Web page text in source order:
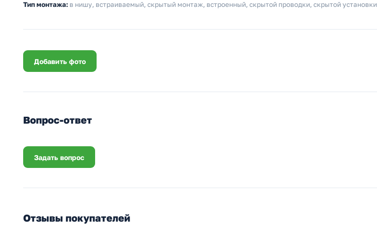
Тип монтажа: в нишу, встраиваемый, скрытый монтаж, встроенный, скрытой проводки, скрытой установки
Добавить фото
Вопрос-ответ
Задать вопрос
Отзывы покупателей